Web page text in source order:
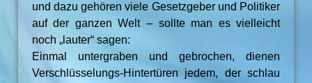
und dazu gehören viele Gesetzgeber und Politiker
auf der ganzen Welt – sollte man es vielleicht
noch „lauter“ sagen:
Einmal untergraben und gebrochen, dienen
Verschlüsselungs-Hintertüren jedem, der schlau